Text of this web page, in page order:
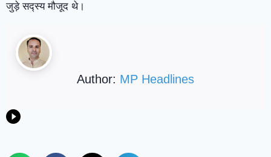
जुड़े सद्स्य मौजूद थे।
Author: MP Headlines